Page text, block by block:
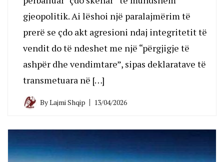
gjeopolitik. Ai lëshoi një paralajmërim të
prerë se çdo akt agresioni ndaj integritetit të
vendit do të ndeshet me një “përgjigje të
ashpër dhe vendimtare”, sipas deklaratave të
transmetuara në […]
ByLajmi Shqip 13/04/2026